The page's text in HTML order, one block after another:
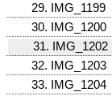
29. IMG_1199
30. IMG_1200
31. IMG_1202
32. IMG_1203
33. IMG_1204